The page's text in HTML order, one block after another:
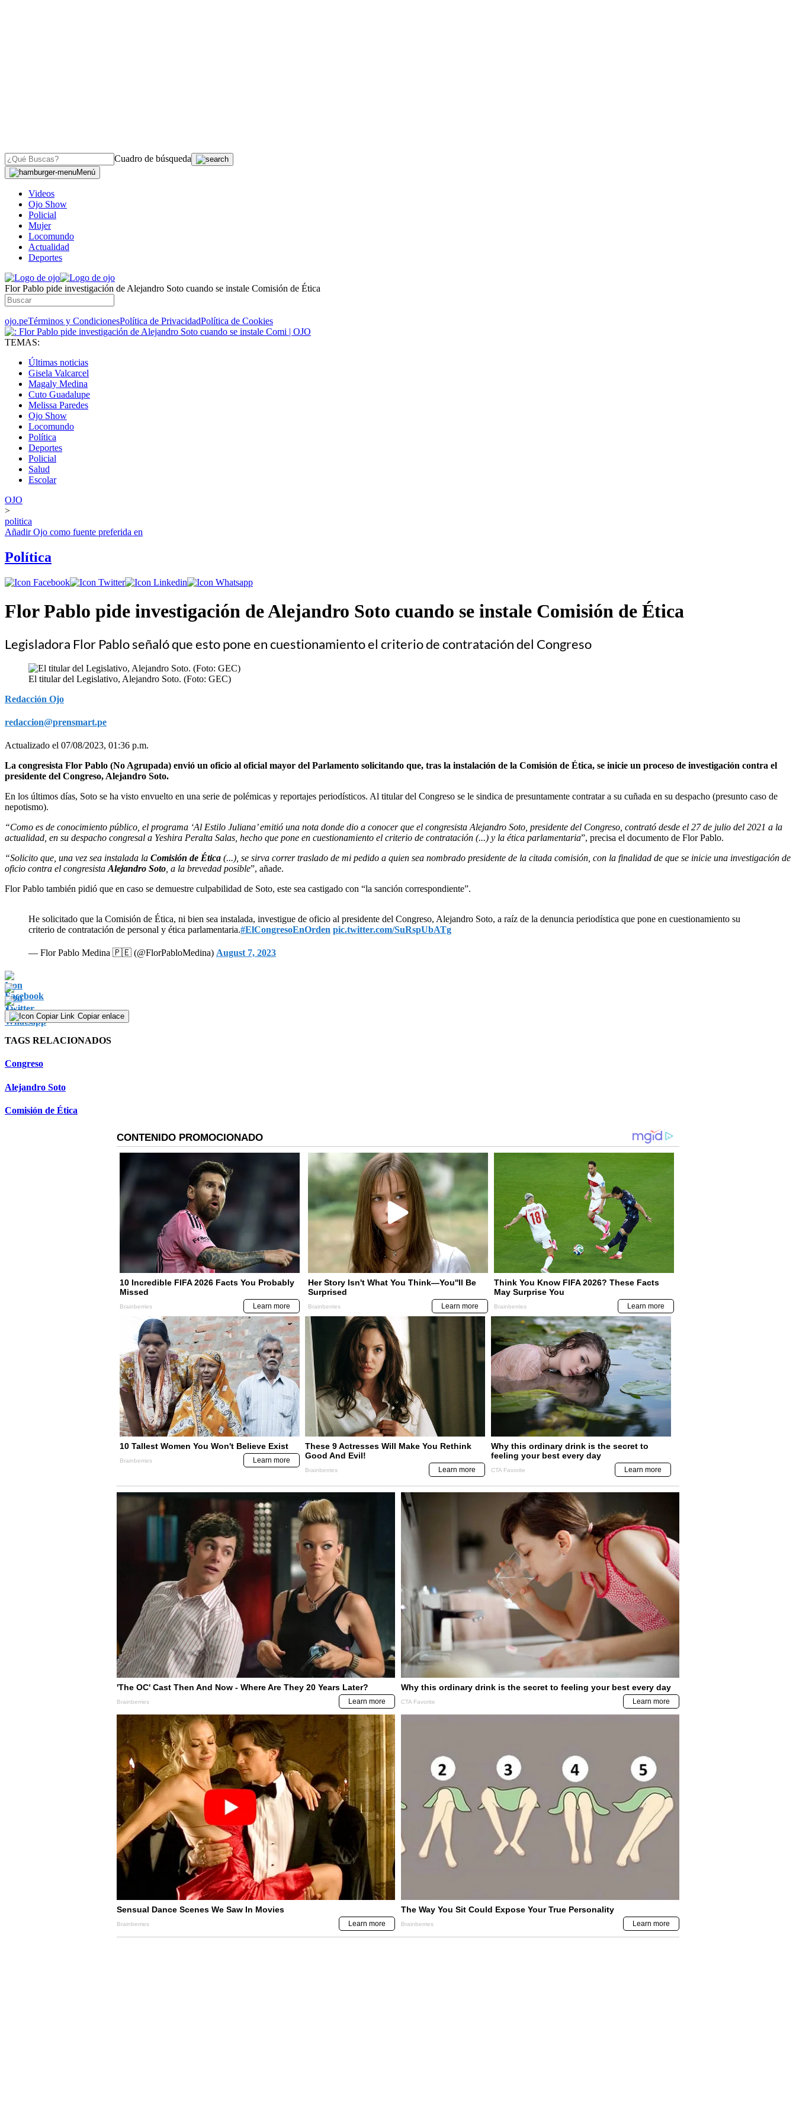
Cuadro de búsqueda
Menú
Videos
Ojo Show
Policial
Mujer
Locomundo
Actualidad
Deportes
Flor Pablo pide investigación de Alejandro Soto cuando se instale Comisión de Ética
ojo.peTérminos y CondicionesPolítica de PrivacidadPolítica de Cookies
TEMAS:
Últimas noticias
Gisela Valcarcel
Magaly Medina
Cuto Guadalupe
Melissa Paredes
Ojo Show
Locomundo
Política
Deportes
Policial
Salud
Escolar
OJO
>
politica
AñadirOjo como fuente preferida en
Política
Flor Pablo pide investigación de Alejandro Soto cuando se instale Comisión de Ética
Legisladora Flor Pablo señaló que esto pone en cuestionamiento el criterio de contratación del Congreso
El titular del Legislativo, Alejandro Soto. (Foto: GEC)
Redacción Ojo
redaccion@prensmart.pe
Actualizado el 07/08/2023, 01:36 p.m.
La congresista Flor Pablo (No Agrupada) envió un oficio al oficial mayor del Parlamento solicitando que, tras la instalación de la Comisión de Ética, se inicie un proceso de investigación contra el
presidente del Congreso, Alejandro Soto.
En los últimos días, Soto se ha visto envuelto en una serie de polémicas y reportajes periodísticos. Al titular del Congreso se le sindica de presuntamente contratar a su cuñada en su despacho (presunto caso de
nepotismo).
“Como es de conocimiento público, el programa ‘Al Estilo Juliana’ emitió una nota donde dio a conocer que el congresista Alejandro Soto, presidente del Congreso, contrató desde el 27 de julio del 2021 a la
actualidad, en su despacho congresal a Yeshira Peralta Salas, hecho que pone en cuestionamiento el criterio de contratación (...) y la ética parlamentaria”, precisa el documento de Flor Pablo.
“Solicito que, una vez sea instalada la Comisión de Ética (...), se sirva correr traslado de mi pedido a quien sea nombrado presidente de la citada comisión, con la finalidad de que se inicie una investigación de
oficio contra el congresista Alejandro Soto , a la brevedad posible”, añade.
Flor Pablo también pidió que en caso se demuestre culpabilidad de Soto, este sea castigado con “la sanción correspondiente”.
He solicitado que la Comisión de Ética, ni bien sea instalada, investigue de oficio al presidente del Congreso, Alejandro Soto, a raíz de la denuncia periodística que pone en cuestionamiento su
criterio de contratación de personal y ética parlamentaria.#ElCongresoEnOrden pic.twitter.com/SuRspUbATg
— Flor Pablo Medina 🇵🇪 (@FlorPabloMedina) August 7, 2023
Copiar enlace
TAGS RELACIONADOS
Congreso
Alejandro Soto
Comisión de Ética